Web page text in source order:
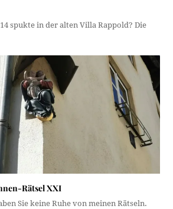
spukte in der alten Villa Rappold? Die
Rätsel XXI
Sie keine Ruhe von meinen Rätseln.